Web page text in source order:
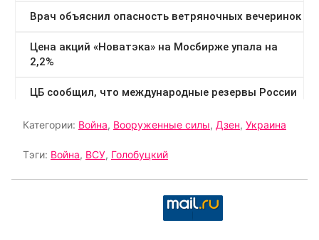
Категории: Война, Вооруженные силы, Дзен, Украина
Тэги: Война, ВСУ, Голобуцкий